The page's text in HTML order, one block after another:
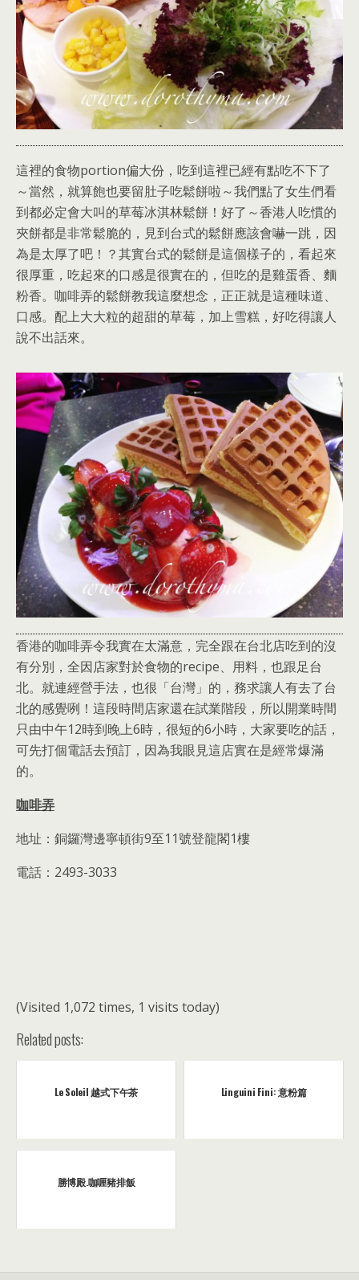
這裡的食物portion偏大份，吃到這裡已經有點吃不下了
～當然，就算飽也要留肚子吃鬆餅啦～我們點了女生們看
到都必定會大叫的草莓冰淇林鬆餅！好了～香港人吃慣的
夾餅都是非常鬆脆的，見到台式的鬆餅應該會嚇一跳，因
為是太厚了吧！？其實台式的鬆餅是這個樣子的，看起來
很厚重，吃起來的口感是很實在的，但吃的是雞蛋香、麵
粉香。咖啡弄的鬆餅教我這麼想念，正正就是這種味道、
口感。配上大大粒的超甜的草莓，加上雪糕，好吃得讓人
說不出話來。
香港的咖啡弄令我實在太滿意，完全跟在台北店吃到的沒
有分別，全因店家對於食物的recipe、用料，也跟足台
北。就連經營手法，也很「台灣」的，務求讓人有去了台
北的感覺咧！這段時間店家還在試業階段，所以開業時間
只由中午12時到晚上6時，很短的6小時，大家要吃的話，
可先打個電話去預訂，因為我眼見這店實在是經常爆滿
的。
咖啡弄
地址：銅鑼灣邊寧頓街9至11號登龍閣1樓
電話：2493-3033
(Visited 1,072 times, 1 visits today)
Related posts:
Le Soleil 越式下午茶 Linguini Fini: 意粉篇
勝博殿.咖喱豬排飯